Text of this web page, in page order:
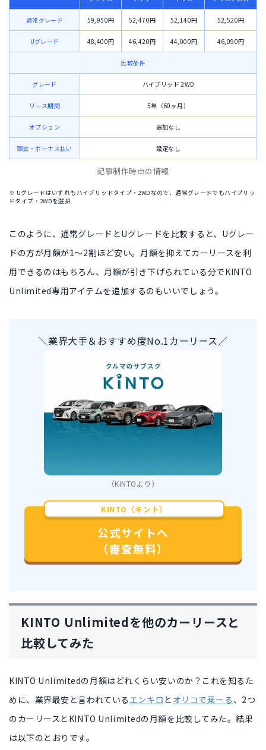
通常グレード 59,950円 52,470円 52,140円 52,520円
Uグレード 48,400円 46,420円 44,000円 46,090円
比較条件
グレード ハイブリッド 2WD
リース期間 5年（60ヶ月）
オプション 追加なし
頭金・ボーナス払い 設定なし
記事制作時点の情報
※ Uグレードはいずれもハイブリッドタイプ・2WDなので、通常グレードでもハイブリッ
ドタイプ・2WDを選択
このように、通常グレードとUグレードを比較すると、 Uグレー
ドの方が月額が1〜2割ほど安い。月額を抑えてカーリースを利
用できるのはもちろん、 月額が引き下げられている分でKINTO
Unlimited専用アイテムを追加するのもいいでしょう。
＼業界大手＆おすすめ度No.1カーリース／
（KINTOより）
KINTO（キント）
公式サイトへ
（審査無料）
KINTO Unlimitedを他のカーリースと
比較してみた
KINTO Unlimitedの月額はどれくらい安いのか？ これを知るた
めに、業界最安と言われているエンキロ と オリコで乗ーる 、2つ
のカーリースとKINTO Unlimitedの月額を比較してみた。結果
は以下のとおりです。